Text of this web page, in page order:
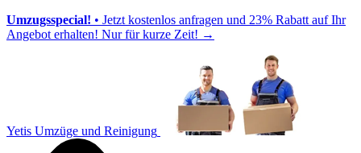
Umzugsspecial! • Jetzt kostenlos anfragen und 23% Rabatt auf Ihr
Angebot erhalten! Nur für kurze Zeit! →
Yetis Umzüge und Reinigung